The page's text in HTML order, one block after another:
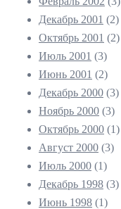
Декабрь 2001 (2)
Октябрь 2001 (2)
Июль 2001 (3)
Июнь 2001 (2)
Декабрь 2000 (3)
Ноябрь 2000 (3)
Октябрь 2000 (1)
Август 2000 (3)
Июль 2000 (1)
Декабрь 1998 (3)
Июнь 1998 (1)